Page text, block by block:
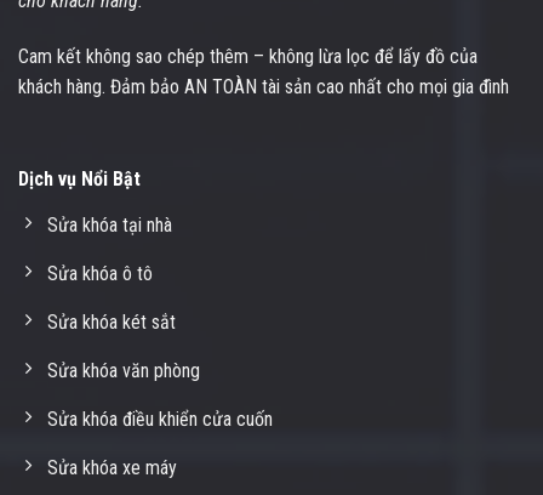
Cam kết không sao chép thêm – không lừa lọc để lấy đồ của
khách hàng. Đảm bảo AN TOÀN tài sản cao nhất cho mọi gia đình
Dịch vụ Nổi Bật
Sửa khóa tại nhà
Sửa khóa ô tô
Sửa khóa két sắt
Sửa khóa văn phòng
Sửa khóa điều khiển cửa cuốn
Sửa khóa xe máy